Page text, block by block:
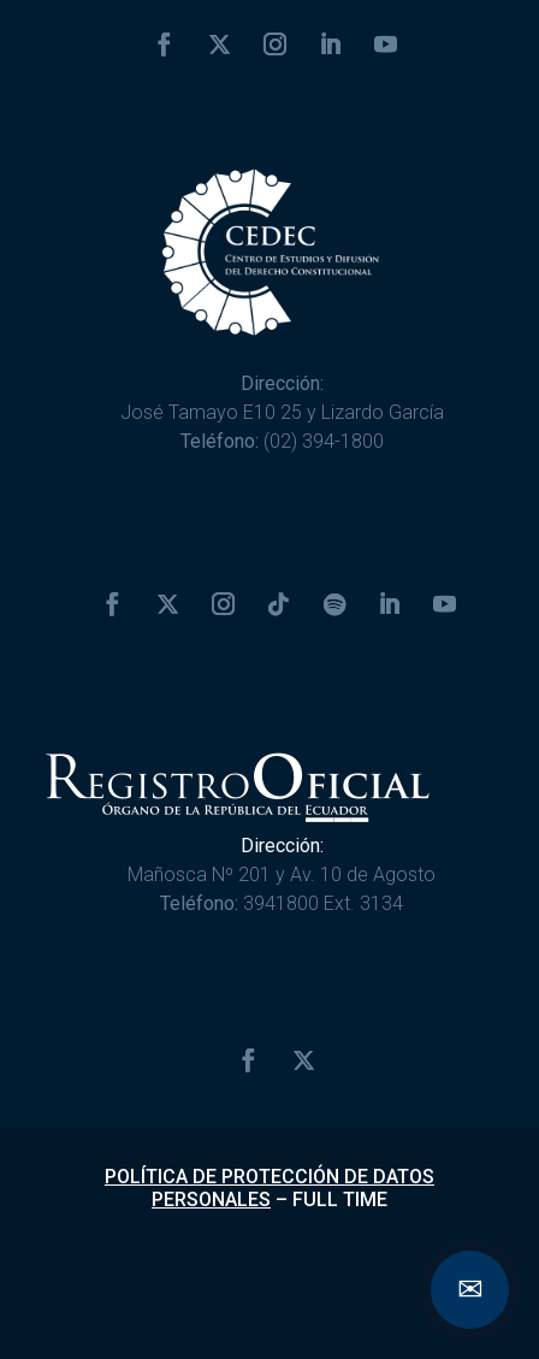
Dirección:
José Tamayo E10 25 y Lizardo García
Teléfono: (02) 394-1800
Dirección:
Mañosca Nº 201 y Av. 10 de Agosto
Teléfono: 3941800 Ext. 3134
POLÍTICA DE PROTECCIÓN DE DATOS
PERSONALES – FULL TIME
✉